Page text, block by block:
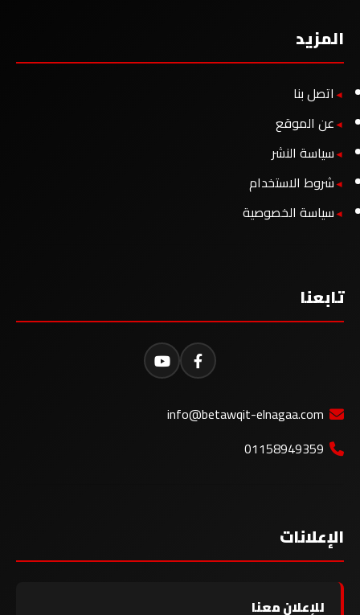
المزيد
اتصل بنا
عن الموقع
سياسة النشر
شروط الاستخدام
سياسة الخصوصية
تابعنا
info@betawqit-elnagaa.com
01158949359
الإعلانات
للإعلان معنا